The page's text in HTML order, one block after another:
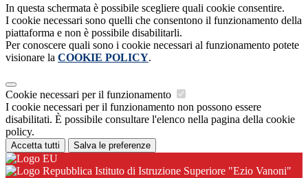
In questa schermata è possibile scegliere quali cookie consentire.
I cookie necessari sono quelli che consentono il funzionamento della
piattaforma e non è possibile disabilitarli.
Per conoscere quali sono i cookie necessari al funzionamento potete
visionare la COOKIE POLICY.
Cookie necessari per il funzionamento
I cookie necessari per il funzionamento non possono essere
disabilitati. È possibile consultare l'elenco nella pagina della cookie
policy.
Accetta tutti Salva le preferenze
Istituto di Istruzione Superiore "Ezio Vanoni"